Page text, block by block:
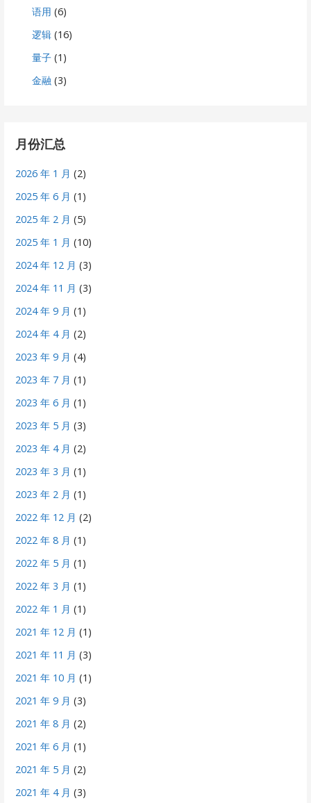
语用 (6)
逻辑 (16)
量子 (1)
金融 (3)
月份汇总
2026 年 1 月 (2)
2025 年 6 月 (1)
2025 年 2 月 (5)
2025 年 1 月 (10)
2024 年 12 月 (3)
2024 年 11 月 (3)
2024 年 9 月 (1)
2024 年 4 月 (2)
2023 年 9 月 (4)
2023 年 7 月 (1)
2023 年 6 月 (1)
2023 年 5 月 (3)
2023 年 4 月 (2)
2023 年 3 月 (1)
2023 年 2 月 (1)
2022 年 12 月 (2)
2022 年 8 月 (1)
2022 年 5 月 (1)
2022 年 3 月 (1)
2022 年 1 月 (1)
2021 年 12 月 (1)
2021 年 11 月 (3)
2021 年 10 月 (1)
2021 年 9 月 (3)
2021 年 8 月 (2)
2021 年 6 月 (1)
2021 年 5 月 (2)
2021 年 4 月 (3)